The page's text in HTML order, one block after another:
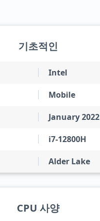
기초적인
Intel
Mobile
January 2022
i7-12800H
Alder Lake
CPU 사양